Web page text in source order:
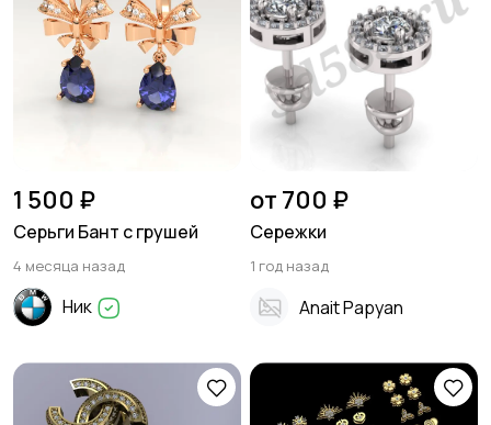
1 500 ₽
Серьги Бант с грушей
4 месяца назад
Ник
от 700 ₽
Сережки
1 год назад
Anait Papyan